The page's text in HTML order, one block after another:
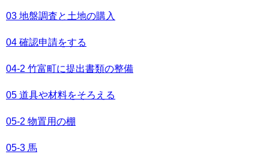
03 地盤調査と土地の購入
04 確認申請をする
04-2 竹富町に提出書類の整備
05 道具や材料をそろえる
05-2 物置用の棚
05-3 馬